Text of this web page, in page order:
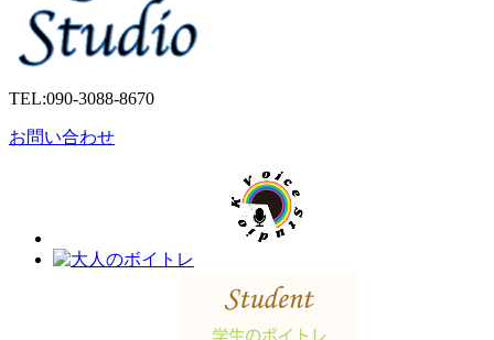
TEL:090-3088-8670
お問い合わせ